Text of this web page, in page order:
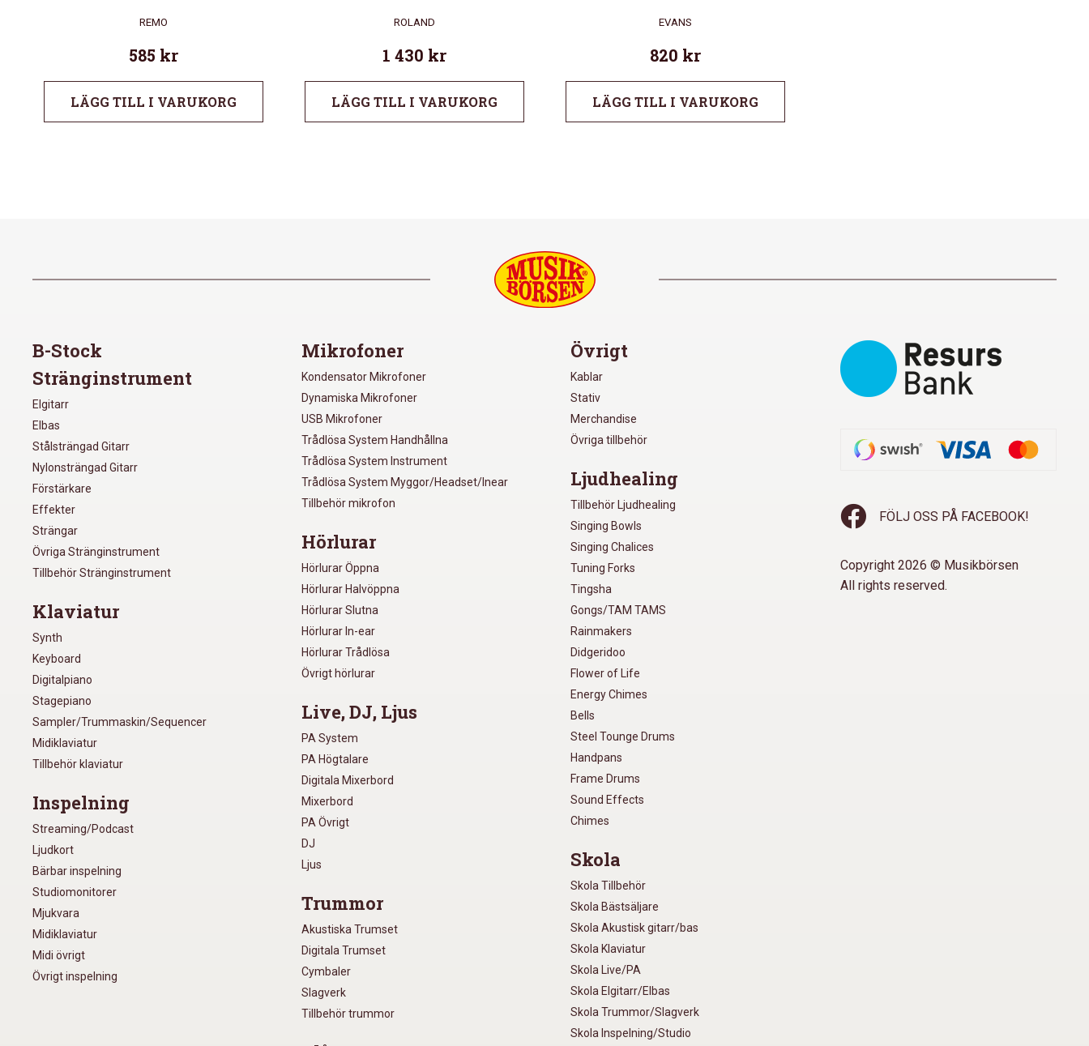
REMO
585 kr
LÄGG TILL I VARUKORG
ROLAND
1 430 kr
LÄGG TILL I VARUKORG
EVANS
820 kr
LÄGG TILL I VARUKORG
B-Stock
Stränginstrument
Elgitarr
Elbas
Stålsträngad Gitarr
Nylonsträngad Gitarr
Förstärkare
Effekter
Strängar
Övriga Stränginstrument
Tillbehör Stränginstrument
Klaviatur
Synth
Keyboard
Digitalpiano
Stagepiano
Sampler/Trummaskin/Sequencer
Midiklaviatur
Tillbehör klaviatur
Inspelning
Streaming/Podcast
Ljudkort
Bärbar inspelning
Studiomonitorer
Mjukvara
Midiklaviatur
Midi övrigt
Övrigt inspelning
Mikrofoner
Kondensator Mikrofoner
Dynamiska Mikrofoner
USB Mikrofoner
Trådlösa System Handhållna
Trådlösa System Instrument
Trådlösa System Myggor/Headset/Inear
Tillbehör mikrofon
Hörlurar
Hörlurar Öppna
Hörlurar Halvöppna
Hörlurar Slutna
Hörlurar In-ear
Hörlurar Trådlösa
Övrigt hörlurar
Live, DJ, Ljus
PA System
PA Högtalare
Digitala Mixerbord
Mixerbord
PA Övrigt
DJ
Ljus
Trummor
Akustiska Trumset
Digitala Trumset
Cymbaler
Slagverk
Tillbehör trummor
Övrigt
Kablar
Stativ
Merchandise
Övriga tillbehör
Ljudhealing
Tillbehör Ljudhealing
Singing Bowls
Singing Chalices
Tuning Forks
Tingsha
Gongs/TAM TAMS
Rainmakers
Didgeridoo
Flower of Life
Energy Chimes
Bells
Steel Tounge Drums
Handpans
Frame Drums
Sound Effects
Chimes
Skola
Skola Tillbehör
Skola Bästsäljare
Skola Akustisk gitarr/bas
Skola Klaviatur
Skola Live/PA
Skola Elgitarr/Elbas
Skola Trummor/Slagverk
Skola Inspelning/Studio
FÖLJ OSS PÅ FACEBOOK!
Copyright 2026 © Musikbörsen
All rights reserved.